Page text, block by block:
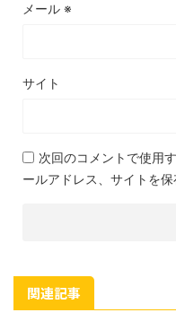
メール ※
サイト
次回のコメントで使用
ールアドレス、サイトを保
関連記事